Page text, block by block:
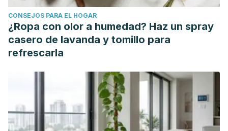
Resour. 2018;38(3):506–514.
doi:10.5851/kosfa.2018.38.3.506
CONSEJOS PARA EL HOGAR
¿Ropa con olor a humedad? Haz un spray
casero de lavanda y tomillo para
refrescarla